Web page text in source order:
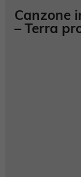
Canzone
– Terra